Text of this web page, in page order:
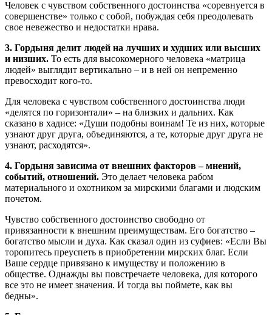
Человек с чувством собственного достоинства «соревнуется в
совершенстве» только с собой, побуждая себя преодолевать
свое невежество и недостатки нрава.
3. Гордыня делит людей на лучших и худших или высших
и низших. То есть для высокомерного человека «матрица
людей» выглядит вертикально – и в ней он непременно
превосходит кого-то.
Для человека с чувством собственного достоинства люди
«делятся по горизонтали» – на близких и дальних. Как
сказано в хадисе: «Души подобны воинам! Те из них, которые
узнают друг друга, объединяются, а те, которые друг друга не
узнают, расходятся».
4. Гордыня зависима от внешних факторов – мнений,
событий, отношений. Это делает человека рабом
материального и охотником за мирскими благами и людским
почетом.
Чувство собственного достоинство свободно от
привязанности к внешним преимуществам. Его богатство –
богатство мысли и духа. Как сказал один из суфиев: «Если Вы
торопитесь преуспеть в приобретении мирских благ. Если
Ваше сердце привязано к имуществу и положению в
обществе. Однажды вы повстречаете человека, для которого
все это не имеет значения. И тогда вы поймете, как вы
бедны».